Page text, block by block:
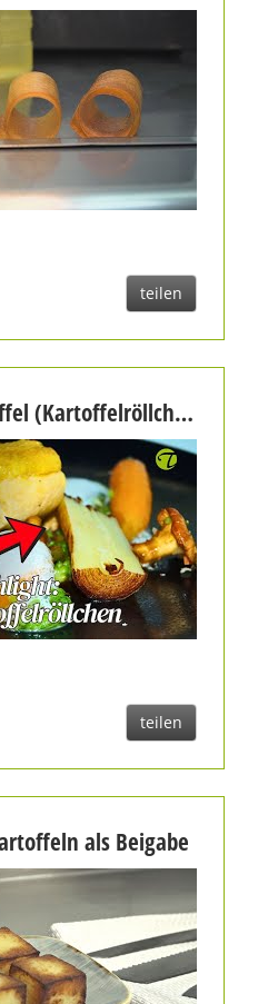
teilen
DIY | Lauchkartoffel (Kartoffelröllchen) als Beigabe | @Topfgucker-TV
teilen
als Beigabe